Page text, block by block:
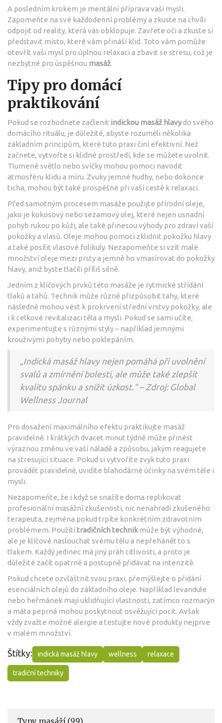
A posledním krokem je mentální příprava vaší mysli.
Zapomeňte na své každodenní problémy a zkuste na chvíli
odpojit od reality, která vás obklopuje. Zavřete oči a zkuste si
představit místo, které vám přináší klid. Toto vám pomůže
otevřít vaši mysl pro úplnou relaxaci a zbavit se stresu, což je
nezbytné pro úspěšnou masáž.
Tipy pro domácí
praktikování
Pokud se rozhodnete začlenit indickou masáž hlavydo svého
domácího rituálu, je důležité, abyste rozuměli několika
základním principům, které tuto praxi činí efektivní. Než
začnete, vytvořte si klidné prostředí, kde se můžete uvolnit.
Tlumené světlo nebo svíčky mohou pomoci navodit
atmosféru klidu a míru. Zvuky jemné hudby, nebo dokonce
ticha, mohou být také prospěšné při vaší cestě k relaxaci.
Před samotným procesem masáže použijte přírodní oleje,
jako je kokosový nebo sezamový olej, které nejen usnadní
pohyb rukou po kůži, ale také přinesou výhody pro zdraví vaší
pokožky a vlasů. Oleje mohou pomoci zklidnit pokožku hlavy
a také posílit vlasové folikuly. Nezapomeňte si vzít malé
množství oleje mezi prsty a jemně ho vmasírovat do pokožky
hlavy, aniž byste tlačili příliš silně.
Jedním z klíčových prvků této masáže je rytmické střídání
tlaků a tahů. Technik může různě přizpůsobit tahy, které
následně mohou vést k prokrvení střední vrstvy pokožky, ale
i k celkové revitalizaci těla a mysli. Pokud se sami učíte,
experimentujte s různými styly – například jemnými
krouživými pohyby nebo poklepáním.
„Indická masáž hlavy nejen pomáhá při uvolnění
svalů a zmírnění bolesti, ale může také zlepšit
kvalitu spánku a snížit úzkost.“ – Zdroj: Global
Wellness Journal
Pro dosažení maximálního efektu praktikujte masáž
pravidelně. I krátkých dvacet minut týdně může přinést
výraznou změnu ve vaší náladě a způsobu, jakým reagujete
na stresující situace. Pokud si vytvoříte zvyk tuto praxi
provádět pravidelně, uvidíte blahodárné účinky na svém těle i
mysli.
Nezapomeňte, že i když se snažíte doma replikovat
profesionální masážní zkušenosti, nic nenahradí zkušeného
terapeuta, zejména pokud trpíte konkrétním zdravotním
problémem. Použitítradičních technikmůže být výhodné,
ale je klíčové naslouchat svému tělu a nepřehánět to s
tlakem. Každý jedinec má jiný práh citlivosti, a proto je
důležité začít opatrně a postupně přidávat na intenzitě.
Pokud chcete ozvláštnit svou praxi, přemýšlejte o přidání
esenciálních olejů do základního oleje. Například levandule
nebo heřmánek mají uklidňující vlastnosti, zatímco rozmarýn
a máta peprná mohou poskytnout osvěžující pocit. Avšak
vždy zvažte možné alergie a testujte nové produkty nejprve
v malém množství.
Štítky: indická masáž hlavy wellness relaxace
tradiční techniky